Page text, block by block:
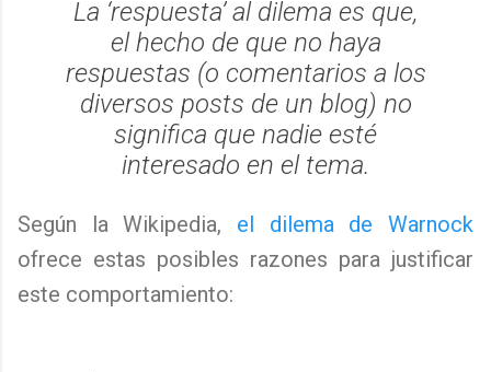
La ‘respuesta’ al dilema es que,
el hecho de que no haya
respuestas (o comentarios a los
diversos posts de un blog) no
significa que nadie esté
interesado en el tema.
Según la Wikipedia, el dilema de Warnock
ofrece estas posibles razones para justificar
este comportamiento: